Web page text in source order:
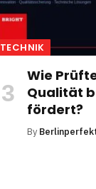
TECHNIK
Wie
Qualität
fördert?
By